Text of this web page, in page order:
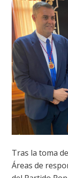
Tras la toma
Áreas de